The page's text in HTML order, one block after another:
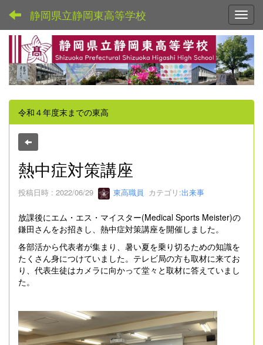
静岡県立静岡東高等学校
令和４年度末までの東高
熱中症対策講座
投稿日時 : 2022/06/29 東高職員 カテゴリ:出来事
放課後にエム・エス・マイスター(Medical Sports Meister)の
鎌田さんをお招きし、熱中症対策講座を開催しました。
各部活から代表者が集まり、暑い夏を乗り切るための知識を
たくさん身につけていました。テレビ局の方も取材に来てお
り、代表生徒はカメラに向かって堂々と取材に答えていまし
た。